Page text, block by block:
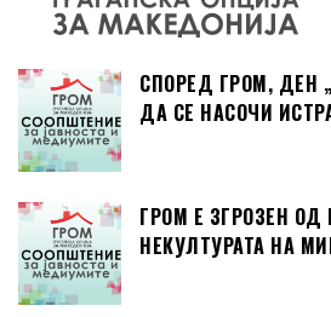
СПОРЕД ГРОМ, ДЕН
ДА СЕ НАСОЧИ
ГРОМ Е ЗГРОЗЕН ОД
НЕКУЛТУРАТА НА